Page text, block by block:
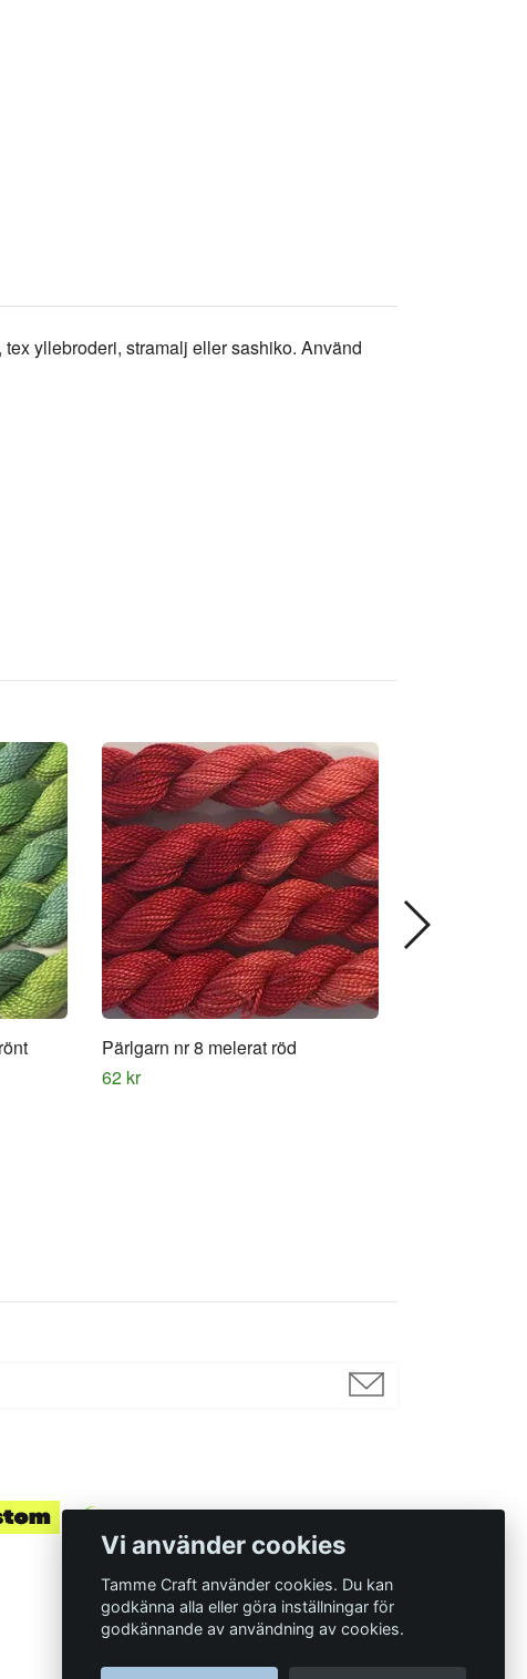
yllebroderi, stramalj eller sashiko. Använd
Pärlgarn nr 8 melerat röd
62 kr
Vi använder cookies
Tamme Craft använder cookies. Du kan
godkänna alla eller göra inställningar för
godkännande av användning av cookies.